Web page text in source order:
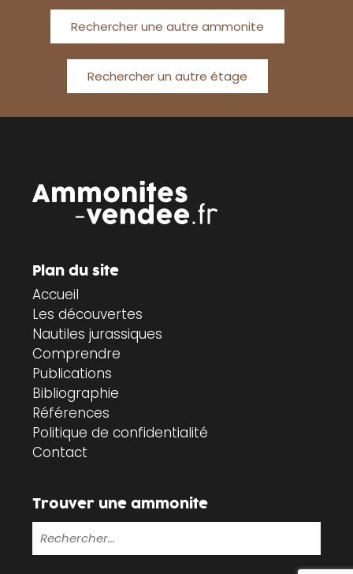
Rechercher une autre ammonite
Rechercher un autre étage
Plan du site
Accueil
Les découvertes
Nautiles jurassiques
Comprendre
Publications
Bibliographie
Références
Politique de confidentialité
Contact
Trouver une ammonite